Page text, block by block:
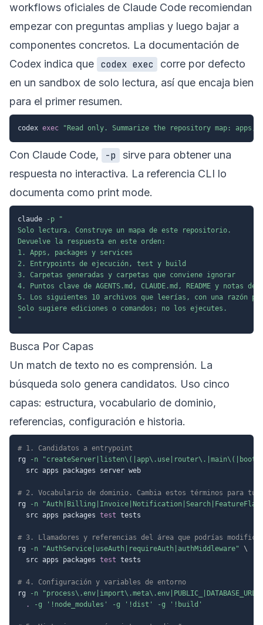
workflows oficiales de Claude Code recomiendan
empezar con preguntas amplias y luego bajar a
componentes concretos. La documentación de
Codex indica que codex exec
corre por defecto
en un sandbox de solo lectura, así que encaja bien
para el primer resumen.
codex exec "Read only. Summarize the repository map:
Con Claude Code, -p
sirve para obtener una
respuesta no interactiva. La referencia CLI lo
documenta como print mode.
claude -p
"
Solo lectura. Construye un mapa de este repositorio.
Devuelve la respuesta en este orden:
1. Apps, packages y services
2. Entrypoints de ejecución, test y build
3. Carpetas generadas y carpetas que conviene ignorar
4. Puntos clave de AGENTS.md, CLAUDE.md, README y notas de
5. Los siguientes 10 archivos que leerías, con una razón
Solo sugiere ediciones o comandos; no los ejecutes.
"
Busca Por Capas
Un match de texto no es comprensión. La
búsqueda solo genera candidatos. Uso cinco
capas: estructura, vocabulario de dominio,
referencias, configuración e historia.
# 1. Candidatos a entrypoint
rg
-n
  src apps packages server web
# 2. Vocabulario de dominio. Cambia estos términos para tu
rg
-n
  src apps packages
test tests
# 3. Llamadores y referencias del área que podrías
rg
-n "AuthService|useAuth|requireAuth|authMiddleware" \
  src apps packages
test tests
# 4. Configuración y variables de entorno
rg
-n
.
-g '!node_modules' -g '!dist' -g '!build'